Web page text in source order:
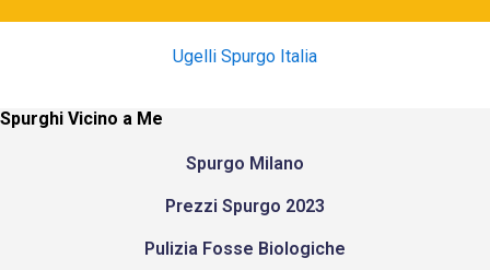
Ugelli Spurgo Italia
Spurghi Vicino a Me
Spurgo Milano
Prezzi Spurgo 2023
Pulizia Fosse Biologiche